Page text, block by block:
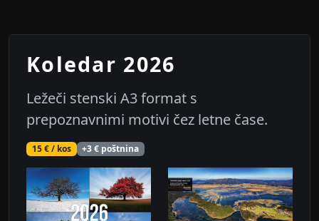
Koledar 2026
Ležeči stenski A3 format s
prepoznavnimi motivi čez letne čase.
15 € / kos +3 € poštnina